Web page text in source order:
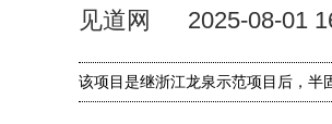
见道网 2025-08-01
该项目是继浙江龙泉示范项目后，半